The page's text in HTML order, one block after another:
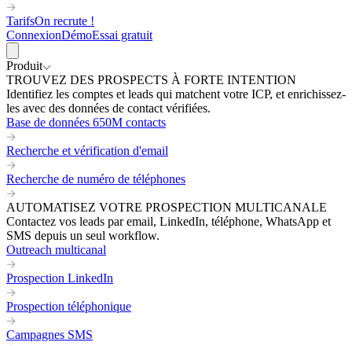
TarifsOn recrute !
ConnexionDémoEssai gratuit
Produit
TROUVEZ DES PROSPECTS À FORTE INTENTION
Identifiez les comptes et leads qui matchent votre ICP, et enrichissez-
les avec des données de contact vérifiées.
Base de données 650M contacts
Recherche et vérification d'email
Recherche de numéro de téléphones
AUTOMATISEZ VOTRE PROSPECTION MULTICANALE
Contactez vos leads par email, LinkedIn, téléphone, WhatsApp et
SMS depuis un seul workflow.
Outreach multicanal
Prospection LinkedIn
Prospection téléphonique
Campagnes SMS